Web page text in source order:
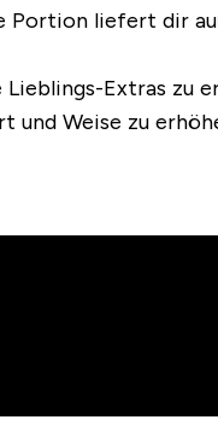
Portion liefert dir
Extras zu
und Weise zu